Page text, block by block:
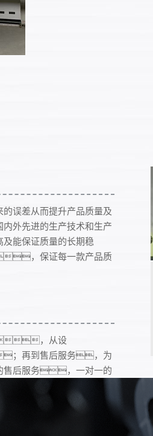
误差从而提升产品质量及
外先进的生产技术和生产
能保证质量的长期稳
，保证每一款产品质
，从设
再到售后服务，为
售后服务，一对一的